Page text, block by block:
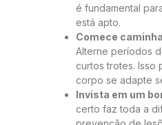
é fundamental
está apto.
Comece
Alterne períodos
curtos trotes. Isso
corpo se adapte
Invista em um
certo faz toda a